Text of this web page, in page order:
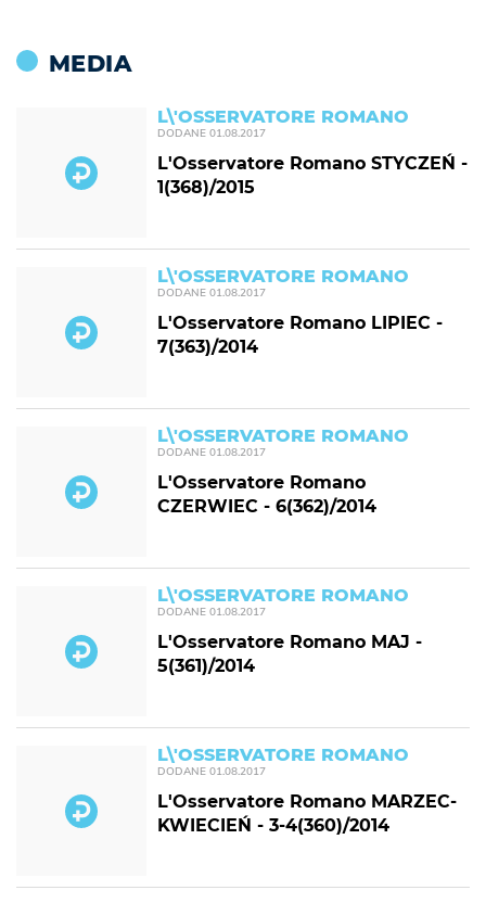
MEDIA
L\'OSSERVATORE ROMANO
DODANE 01.08.2017
L'Osservatore Romano STYCZEŃ -
1(368)/2015
L\'OSSERVATORE ROMANO
DODANE 01.08.2017
L'Osservatore Romano LIPIEC -
7(363)/2014
L\'OSSERVATORE ROMANO
DODANE 01.08.2017
L'Osservatore Romano
CZERWIEC - 6(362)/2014
L\'OSSERVATORE ROMANO
DODANE 01.08.2017
L'Osservatore Romano MAJ -
5(361)/2014
L\'OSSERVATORE ROMANO
DODANE 01.08.2017
L'Osservatore Romano MARZEC-
KWIECIEŃ - 3-4(360)/2014